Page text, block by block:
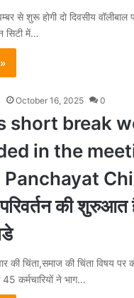
से शुरू होगी दो दिवसीय
सिटी में…
October 16, 2025 0
short break
in the
की शुरुआत
की चिंता,समाज की चिंता विषय पर
कर्मचारियों ने भाग…